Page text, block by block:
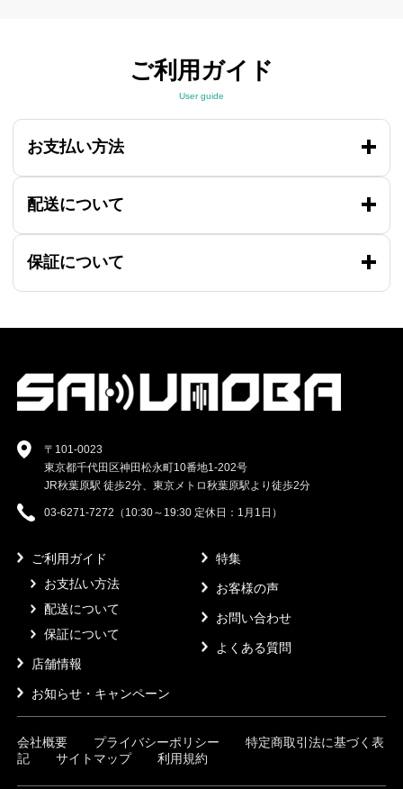
ご利用ガイド
User guide
お支払い方法
配送について
保証について
〒101-0023
東京都千代田区神田松永町10番地1-202号
JR秋葉原駅 徒歩2分、東京メトロ秋葉原駅より徒歩2分
03-6271-7272（10:30～19:30 定休日：1月1日）
ご利用ガイド
お支払い方法
配送について
保証について
店舗情報
お知らせ・キャンペーン
特集
お客様の声
お問い合わせ
よくある質問
会社概要 プライバシーポリシー
特定商取引法に基づく表
記
サイトマップ 利用規約